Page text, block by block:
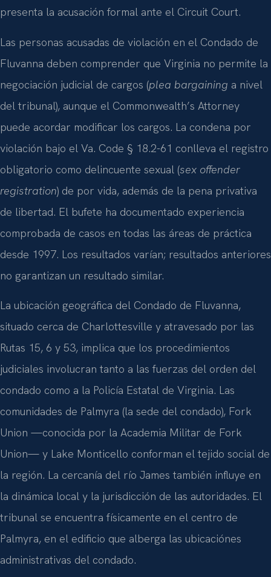
presenta la acusación formal ante el Circuit Court.
Las personas acusadas de violación en el Condado de
Fluvanna deben comprender que Virginia no permite la
negociación judicial de cargos (plea bargaining a nivel
del tribunal), aunque el Commonwealth’s Attorney
puede acordar modificar los cargos. La condena por
violación bajo el Va. Code § 18.2-61 conlleva el registro
obligatorio como delincuente sexual (sex offender
registration) de por vida, además de la pena privativa
de libertad. El bufete ha documentado experiencia
comprobada de casos en todas las áreas de práctica
desde 1997. Los resultados varían; resultados anteriores
no garantizan un resultado similar.
La ubicación geográfica del Condado de Fluvanna,
situado cerca de Charlottesville y atravesado por las
Rutas 15, 6 y 53, implica que los procedimientos
judiciales involucran tanto a las fuerzas del orden del
condado como a la Policía Estatal de Virginia. Las
comunidades de Palmyra (la sede del condado), Fork
Union —conocida por la Academia Militar de Fork
Union— y Lake Monticello conforman el tejido social de
la región. La cercanía del río James también influye en
la dinámica local y la jurisdicción de las autoridades. El
tribunal se encuentra físicamente en el centro de
Palmyra, en el edificio que alberga las ubicaciónes
administrativas del condado.